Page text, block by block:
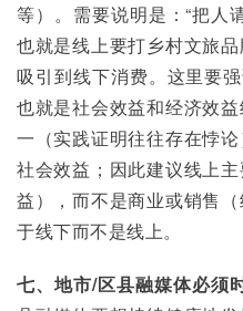
等）。需要说明是：“把人
也就是线上要打乡村文旅
吸引到线下消费。这里要
也就是社会效益和经济效
一（实践证明往往存在悖
社会效益；因此建议线上
益），而不是商业或销售
于线下而不是线上。
七、地市/区县融媒体必须